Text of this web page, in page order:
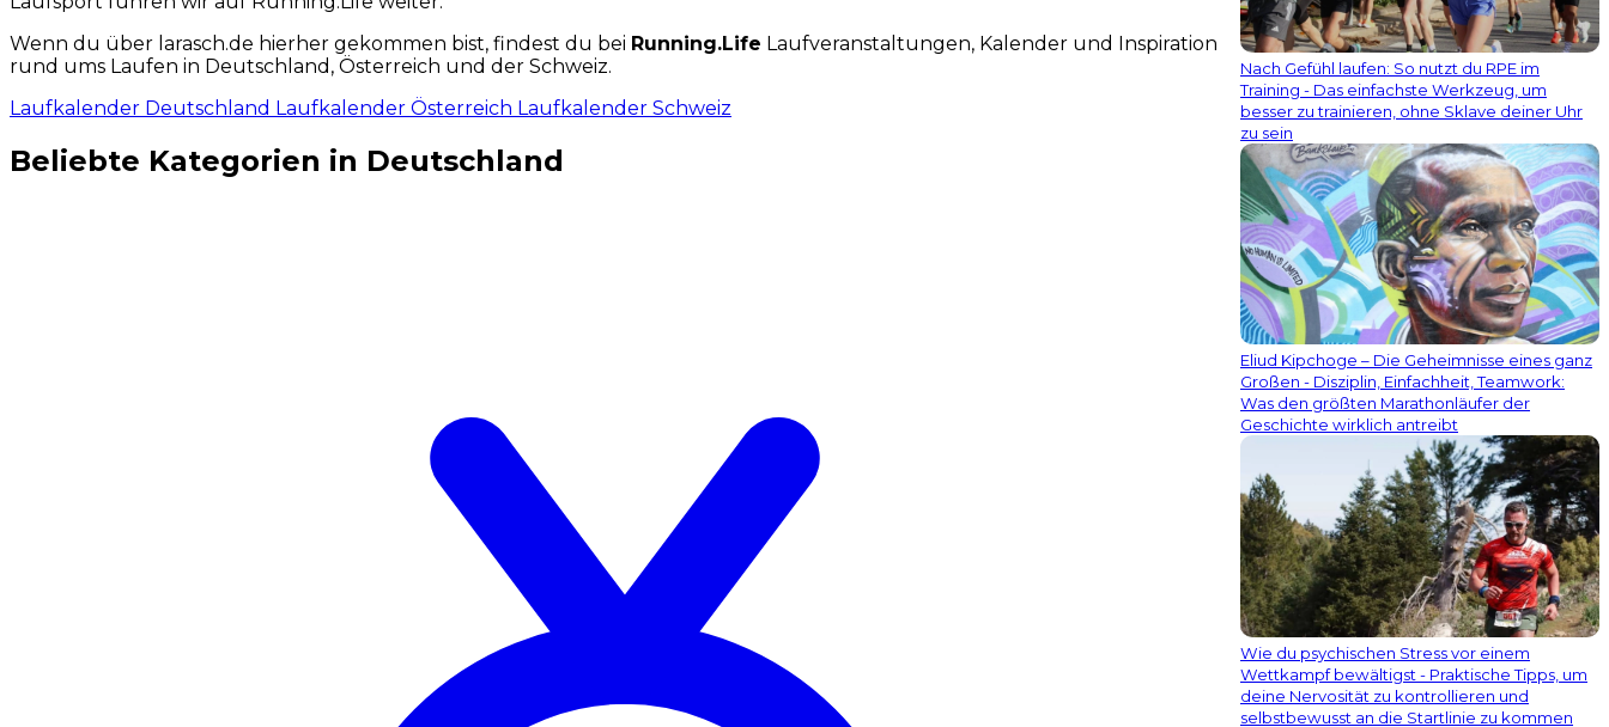
Wenn du über larasch.de hierher gekommen bist, findest du bei Running.Life Laufveranstaltungen, Kalender und Inspiration
rund ums Laufen in Deutschland, Österreich und der Schweiz.
Laufkalender Deutschland Laufkalender Österreich Laufkalender Schweiz
Beliebte Kategorien in Deutschland
Nach Gefühl laufen: So nutzt du RPE im
Training - Das einfachste Werkzeug, um
besser zu trainieren, ohne Sklave deiner Uhr
zu sein
Eliud Kipchoge – Die Geheimnisse eines ganz
Großen - Disziplin, Einfachheit, Teamwork:
Was den größten Marathonläufer der
Geschichte wirklich antreibt
Wie du psychischen Stress vor einem
Wettkampf bewältigst - Praktische Tipps, um
deine Nervosität zu kontrollieren und
selbstbewusst an die Startlinie zu kommen